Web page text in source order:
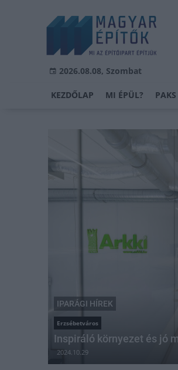
2026.08.08, Szombat
KEZDŐLAP MI ÉPÜL?
IPARÁGI HÍREK
Erzsébetváros
Inspiráló környezet és jó
2024.10.29